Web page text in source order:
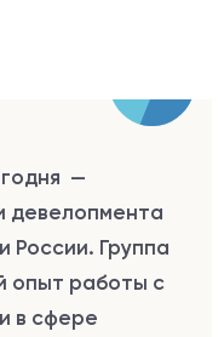
—
девелопмента
России. Группа
опыт работы с
в сфере